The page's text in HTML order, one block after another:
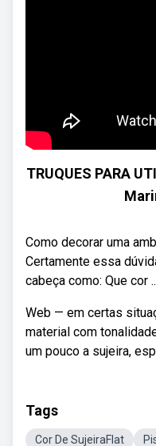
TRUQUES PARA
Como decorar uma
Certamente essa
cabeça como: Que cor
Web — em certas
material com
um pouco a sujeira,
Tags
Cor De SujeiraFlat